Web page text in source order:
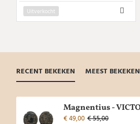
Uitverkocht
RECENT BEKEKEN MEEST BEKEKEN
€ 49,00 € 55,00